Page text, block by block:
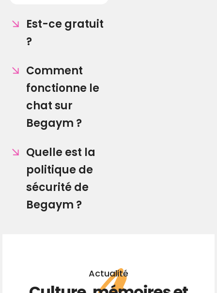
Est-ce gratuit
?
Comment
fonctionne le
chat sur
Begaym ?
Quelle est la
politique de
sécurité de
Begaym ?
Actualité